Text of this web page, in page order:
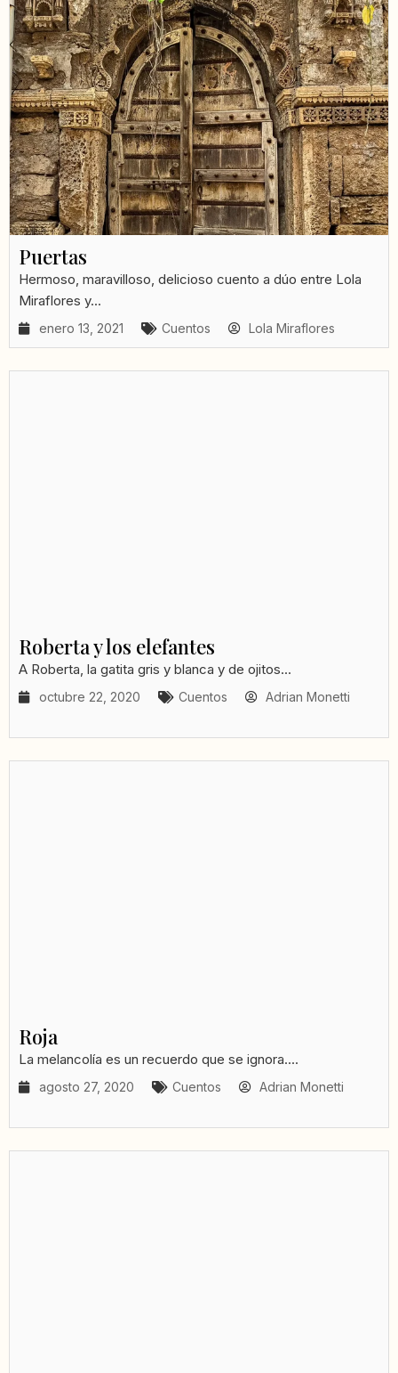
Puertas
Hermoso, maravilloso, delicioso cuento a dúo entre Lola
Miraflores y...
enero 13, 2021 Cuentos Lola Miraflores
Roberta y los elefantes
A Roberta, la gatita gris y blanca y de ojitos...
octubre 22, 2020 Cuentos Adrian Monetti
Roja
La melancolía es un recuerdo que se ignora....
agosto 27, 2020 Cuentos Adrian Monetti